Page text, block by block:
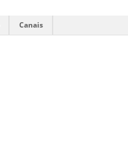
Canais